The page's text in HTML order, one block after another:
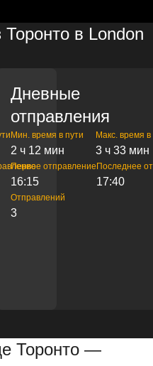
в London
Дневные
отправления
Мин. время в пути
2 ч 12 мин
Макс. время в
3 ч 33 мин
Первое отправление
16:15
Последнее
17:40
Отправлений
3
Торонто —